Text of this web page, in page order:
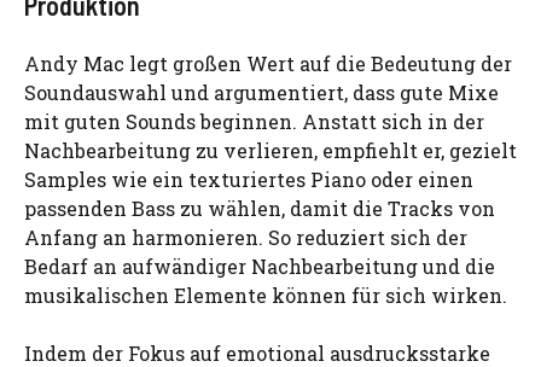
Andy Mac legt großen Wert auf die Bedeutung der
Soundauswahl und argumentiert, dass gute Mixe
mit guten Sounds beginnen. Anstatt sich in der
Nachbearbeitung zu verlieren, empfiehlt er, gezielt
Samples wie ein texturiertes Piano oder einen
passenden Bass zu wählen, damit die Tracks von
Anfang an harmonieren. So reduziert sich der
Bedarf an aufwändiger Nachbearbeitung und die
musikalischen Elemente können für sich wirken.
Indem der Fokus auf emotional ausdrucksstarke